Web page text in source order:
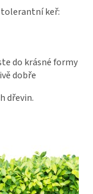
keř:
do krásné formy
dobře
dřevin.